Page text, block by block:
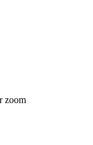
zoom